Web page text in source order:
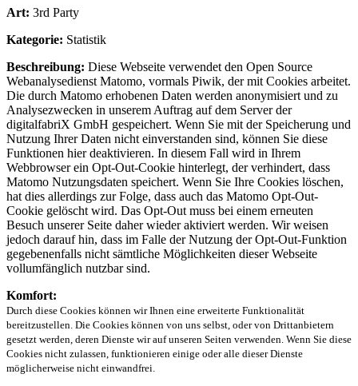
Art: 3rd Party
Kategorie: Statistik
Beschreibung: Diese Webseite verwendet den Open Source
Webanalysedienst Matomo, vormals Piwik, der mit Cookies arbeitet.
Die durch Matomo erhobenen Daten werden anonymisiert und zu
Analysezwecken in unserem Auftrag auf dem Server der
digitalfabriX GmbH gespeichert. Wenn Sie mit der Speicherung und
Nutzung Ihrer Daten nicht einverstanden sind, können Sie diese
Funktionen hier deaktivieren. In diesem Fall wird in Ihrem
Webbrowser ein Opt-Out-Cookie hinterlegt, der verhindert, dass
Matomo Nutzungsdaten speichert. Wenn Sie Ihre Cookies löschen,
hat dies allerdings zur Folge, dass auch das Matomo Opt-Out-
Cookie gelöscht wird. Das Opt-Out muss bei einem erneuten
Besuch unserer Seite daher wieder aktiviert werden. Wir weisen
jedoch darauf hin, dass im Falle der Nutzung der Opt-Out-Funktion
gegebenenfalls nicht sämtliche Möglichkeiten dieser Webseite
vollumfänglich nutzbar sind.
Komfort:
Durch diese Cookies können wir Ihnen eine erweiterte Funktionalität
bereitzustellen. Die Cookies können von uns selbst, oder von Drittanbietern
gesetzt werden, deren Dienste wir auf unseren Seiten verwenden. Wenn Sie diese
Cookies nicht zulassen, funktionieren einige oder alle dieser Dienste
möglicherweise nicht einwandfrei.